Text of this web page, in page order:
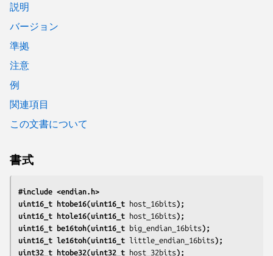
説明
バージョン
準拠
注意
例
関連項目
この文書について
書式
#include <endian.h>
uint16_t htobe16(uint16_t host_16bits);
uint16_t htole16(uint16_t host_16bits);
uint16_t be16toh(uint16_t big_endian_16bits);
uint16_t le16toh(uint16_t little_endian_16bits);
uint32_t htobe32(uint32_t host_32bits);